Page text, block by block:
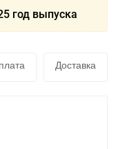
год выпуска
Доставка